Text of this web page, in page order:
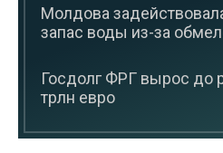
Молдова
запас воды из-за
Госдолг ФРГ вырос до
трлн евро